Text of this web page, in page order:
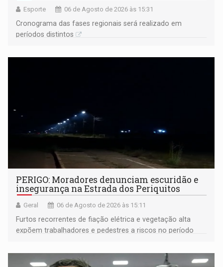
Esporte 06 de Agosto de 2026 às 15:31
Cronograma das fases regionais será realizado em
períodos distintos
PERIGO: Moradores denunciam escuridão e
insegurança na Estrada dos Periquitos
Geral 06 de Agosto de 2026 às 15:11
Furtos recorrentes de fiação elétrica e vegetação alta
expõem trabalhadores e pedestres a riscos no período